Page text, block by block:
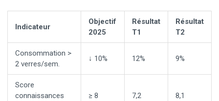
Indicateur
Objectif
2025
Résultat
T1
Résultat
T2
Consommation >
2 verres/sem.
↓ 10% 12% 9%
Score
connaissances
≥ 8 7,2 8,1